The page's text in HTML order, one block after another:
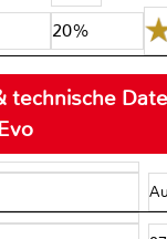
20%
technische